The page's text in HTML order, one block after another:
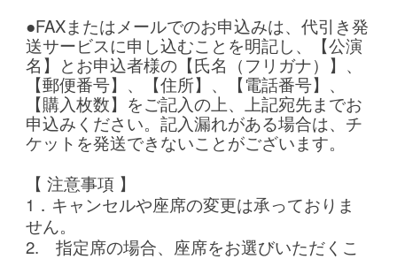
●FAXまたはメールでのお申込みは、代引き発
送サービスに申し込むことを明記し、【公演
名】とお申込者様の【氏名（フリガナ）】、
【郵便番号】、【住所】、【電話番号】、
【購入枚数】をご記入の上、上記宛先までお
申込みください。記入漏れがある場合は、チ
ケットを発送できないことがございます。
【 注意事項 】
1．キャンセルや座席の変更は承っておりま
せん。
2. 指定席の場合、座席をお選びいただくこ